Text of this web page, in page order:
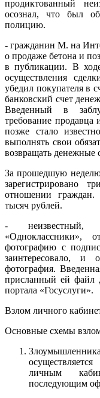
продиктованный
осознал, что был
полицию.
- гражданин М. на
о продаже бетона и
в публикации. В
осуществления
убедил покупателя в
банковский счет
Введенный в
требование
позже стало
выполнять свои
возвращать денежные
За прошедшую
зарегистрировано
отношении
тысяч рублей.
- неизвестный,
«Одноклассники»,
фотографию с
заинтересовало,
фотография.
присланный ей файл
портала «Госуслуги».
Взлом личного
Основные схемы
личным
последующим